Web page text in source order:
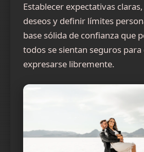
Establecer expectativas
deseos y definir límites
base sólida de confianza que
todos se sientan seguros
expresarse libremente.